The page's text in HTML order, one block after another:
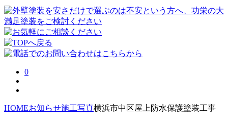
0
HOMEお知らせ施工写真横浜市中区屋上防水保護塗装工事